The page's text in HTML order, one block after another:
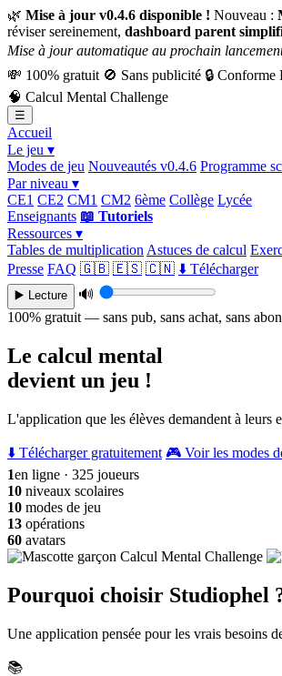
🌿 Mise à jour v0.4.6 disponible ! Nouveau :
réviser sereinement, dashboard parent
Mise à jour automatique au prochain
💸 100% gratuit 🚫 Sans publicité 🔒 Conforme
🧠 Calcul Mental Challenge
☰
Accueil
Le jeu ▾
Modes de jeu Nouveautés v0.4.6 Programme
Par niveau ▾
CE1 CE2 CM1 CM2 6ème Collège Lycée
Enseignants 📖 Tutoriels
Ressources ▾
Tables de multiplication Astuces de calcul
Presse FAQ 🇬🇧 🇪🇸 🇨🇳 ⬇️ Télécharger
▶️ Lecture
🔊
100% gratuit — sans pub, sans achat, sans
Le calcul mental
devient un jeu !
L'application que les élèves demandent à leurs
⬇️ Télécharger gratuitement 🎮 Voir les modes
1en ligne · 325 joueurs
10 niveaux scolaires
10 modes de jeu
13 opérations
60 avatars
Pourquoi choisir Studiophel
Une application pensée pour les vrais besoins
📚